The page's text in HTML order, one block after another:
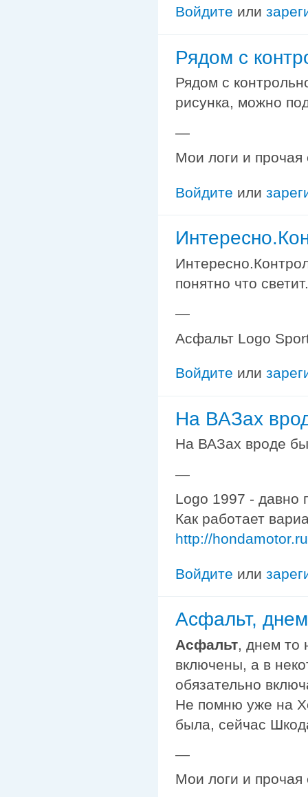
Войдите или
Рядом с
Рядом с
рисунка, можно
—
Мои логи и
Войдите или
понятно что
—
Асфальт Logo
Войдите или
На ВАЗах
На ВАЗах вроде
—
Logo 1997 - давно
Как работает
http://
Войдите или
Асфальт,
Асфальт, днем то
включены, а в
обязательно
Не помню уже на
была, сейчас
—
Мои логи и